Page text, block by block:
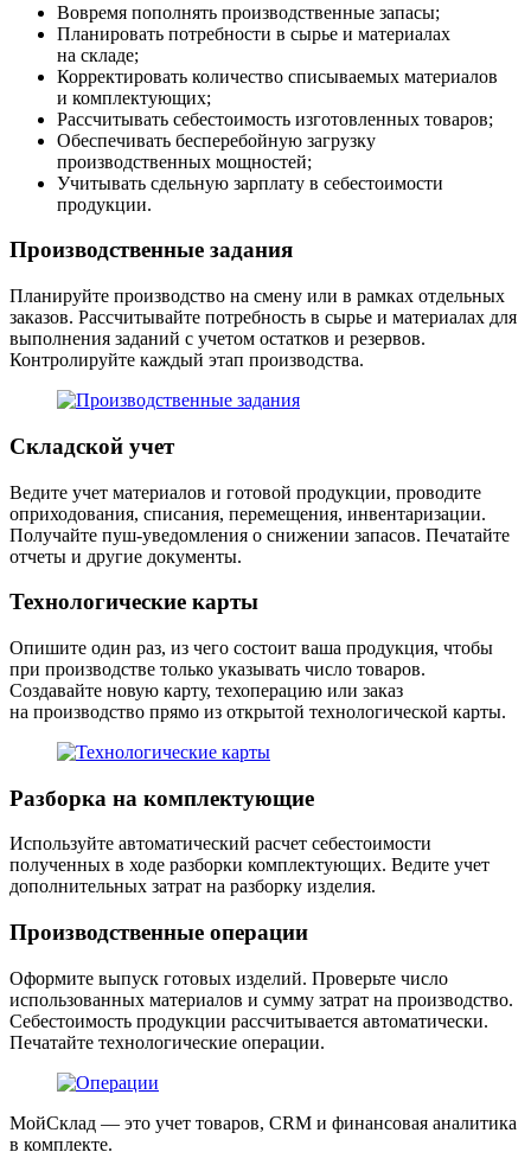
Вовремя пополнять производственные запасы;
Планировать потребности в сырье и материалах
на складе;
Корректировать количество списываемых материалов
и комплектующих;
Рассчитывать себестоимость изготовленных товаров;
Обеспечивать бесперебойную загрузку
производственных мощностей;
Учитывать сдельную зарплату в себестоимости
продукции.
Производственные задания
Планируйте производство на смену или в рамках отдельных
заказов. Рассчитывайте потребность в сырье и материалах для
выполнения заданий с учетом остатков и резервов.
Контролируйте каждый этап производства.
Складской учет
Ведите учет материалов и готовой продукции, проводите
оприходования, списания, перемещения, инвентаризации.
Получайте пуш-уведомления о снижении запасов. Печатайте
отчеты и другие документы.
Технологические карты
Опишите один раз, из чего состоит ваша продукция, чтобы
при производстве только указывать число товаров.
Создавайте новую карту, техоперацию или заказ
на производство прямо из открытой технологической карты.
Разборка на комплектующие
Используйте автоматический расчет себестоимости
полученных в ходе разборки комплектующих. Ведите учет
дополнительных затрат на разборку изделия.
Производственные операции
Оформите выпуск готовых изделий. Проверьте число
использованных материалов и сумму затрат на производство.
Себестоимость продукции рассчитывается автоматически.
Печатайте технологические операции.
МойСклад — это учет товаров, CRM и финансовая аналитика
в комплекте.